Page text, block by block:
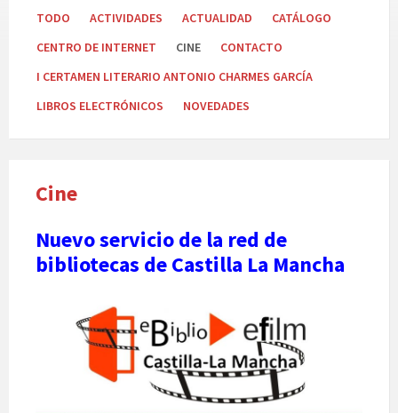
TODO ACTIVIDADES ACTUALIDAD
CATÁLOGO
CENTRO DE INTERNET
CINE
CONTACTO
I CERTAMEN LITERARIO ANTONIO CHARMES GARCÍA
LIBROS ELECTRÓNICOS
NOVEDADES
Cine
Nuevo servicio de la red de
bibliotecas de Castilla La Mancha